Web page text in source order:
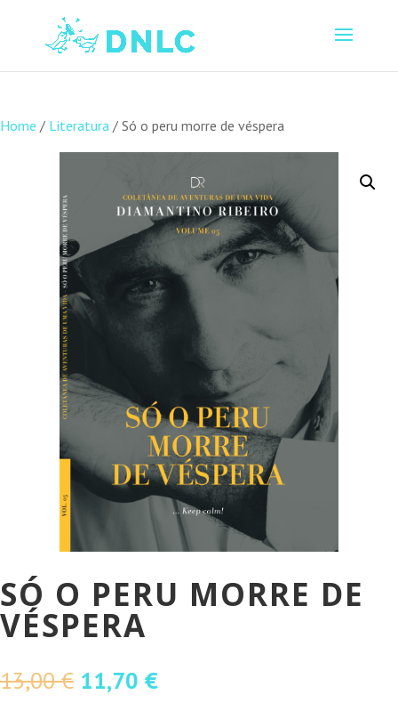
Home / Literatura / Só o peru morre de véspera
SÓ O PERU MORRE DE
VÉSPERA
13,00€ O
11,70 €O